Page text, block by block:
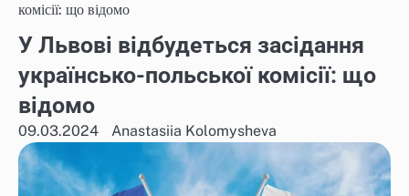
комісії: що відомо
У Львові відбудеться засідання
українсько-польської комісії: що
відомо
09.03.2024 Anastasiia Kolomysheva